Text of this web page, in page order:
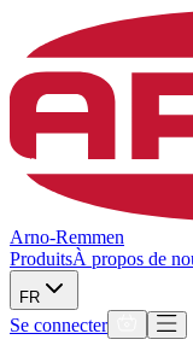
Arno-Remmen
ProduitsÀ propos de
FR
Se connecter